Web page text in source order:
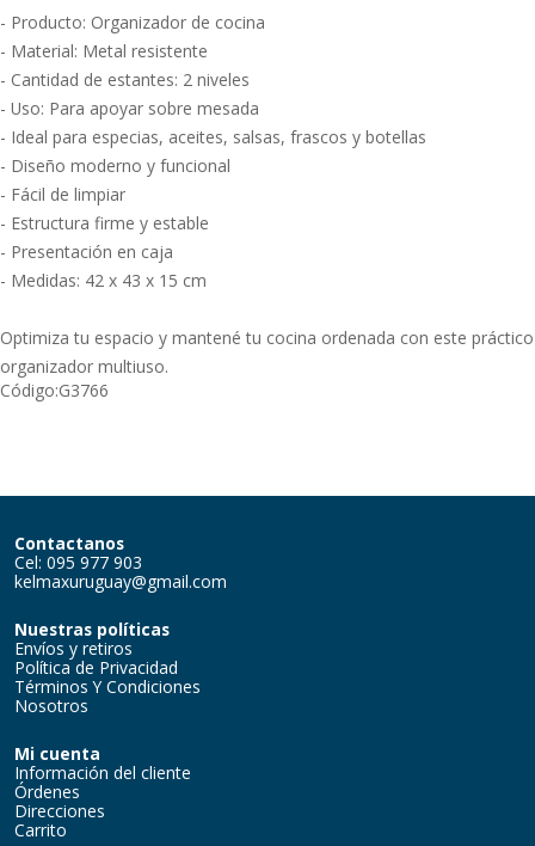
- Producto: Organizador de cocina
- Material: Metal resistente
- Cantidad de estantes: 2 niveles
- Uso: Para apoyar sobre mesada
- Ideal para especias, aceites, salsas, frascos y botellas
- Diseño moderno y funcional
- Fácil de limpiar
- Estructura firme y estable
- Presentación en caja
- Medidas: 42 x 43 x 15 cm
Optimiza tu espacio y mantené tu cocina ordenada con este práctico
organizador multiuso.
Código:G3766
Contactanos
Cel: 095 977 903
kelmaxuruguay@gmail.com
Nuestras políticas
Envíos y retiros
Política de Privacidad
Términos Y Condiciones
Nosotros
Mi cuenta
Información del cliente
Órdenes
Direcciones
Carrito